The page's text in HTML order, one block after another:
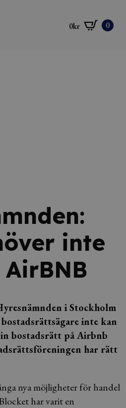
0kr 0
inte
i Stockholm
inte kan
bostadsrätt på Airbnb
har rätt
nya möjligheter för handel
har varit en